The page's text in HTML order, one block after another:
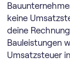
keine
deine
Bauleistungen
Umsatzsteuer